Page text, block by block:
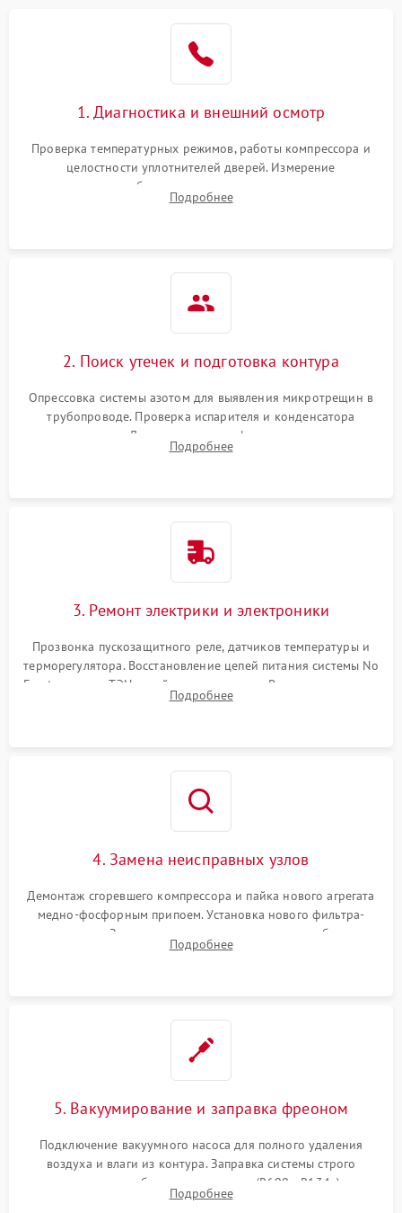
работе
2000 ₽ Подробнее →
1000 ₽
1800 ₽
1. Диагностика и внешний осмотр
Проверка температурных режимов, работы компрессора и
целостности уплотнителей дверей. Измерение
сопротивления обмоток мотора, проверка термостата и
считывание кодов ошибок с электронного дисплея.
Подробнее
2. Поиск утечек и подготовка контура
Опрессовка системы азотом для выявления микротрещин в
трубопроводе. Проверка испарителя и конденсатора
течеискателем. Демонтаж старого фильтра-осушителя и
продувка капиллярной трубки для устранения засоров.
Подробнее
3. Ремонт электрики и электроники
Прозвонка пускозащитного реле, датчиков температуры и
терморегулятора. Восстановление цепей питания системы No
Frost, включая ТЭН оттайки и вентилятор. Ремонт или замена
платы управления при сбоях алгоритмов.
Подробнее
4. Замена неисправных узлов
Демонтаж сгоревшего компрессора и пайка нового агрегата
медно-фосфорным припоем. Установка нового фильтра-
осушителя. Замена изношенных вентиляторов обдува,
сломанных заслонок или поврежденных дверных петель.
Подробнее
5. Вакуумирование и заправка фреоном
Подключение вакуумного насоса для полного удаления
воздуха и влаги из контура. Заправка системы строго
дозированным объемом хладагента (R600a, R134a) по
электронным весам. Контроль рабочего давления в системе.
Подробнее